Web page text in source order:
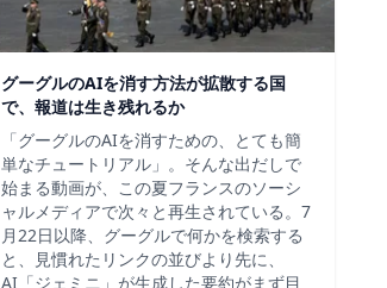
グーグルのAIを消す方法が拡散する国
で、報道は生き残れるか
「グーグルのAIを消すための、とても簡
単なチュートリアル」。そんな出だしで
始まる動画が、この夏フランスのソーシ
ャルメディアで次々と再生されている。7
月22日以降、グーグルで何かを検索する
と、見慣れたリンクの並びより先に、
AI「ジェミニ」が生成した要約がまず目